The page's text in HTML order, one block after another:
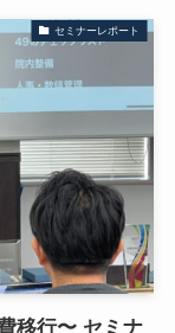
セミナーレポート
移行〜 セミナ